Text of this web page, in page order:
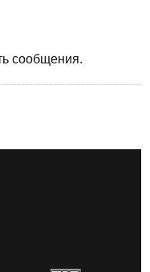
сообщения.